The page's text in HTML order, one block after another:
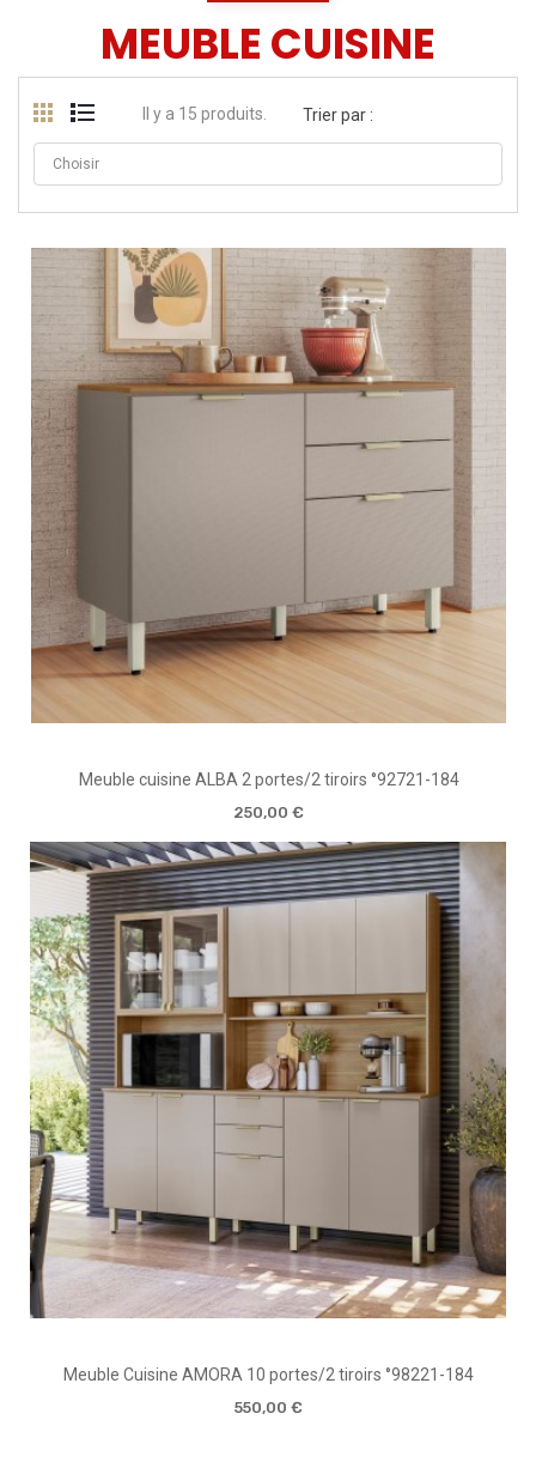
MEUBLE CUISINE
Il y a 15 produits.
Choisir
Meuble cuisine ALBA 2 portes/2 tiroirs °92721-184
250,00 €
Meuble Cuisine AMORA 10 portes/2 tiroirs °98221-184
550,00 €